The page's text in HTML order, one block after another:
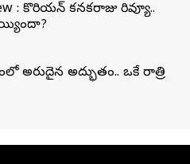
: కొరియన్ కనకరాజు రివ్యూ..
అరుదైన అద్భుతం.. ఒకే రాత్రి